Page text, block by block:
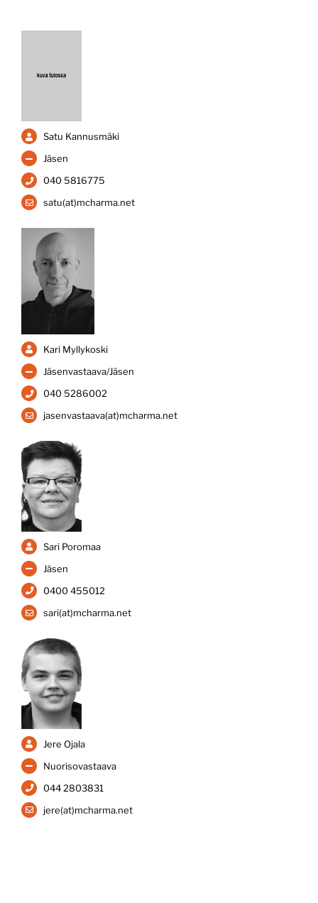
Satu Kannusmäki
Jäsen
040 5816775
satu(at)mcharma.net
Kari Myllykoski
Jäsenvastaava/Jäsen
040 5286002
jasenvastaava(at)mcharma.net
Sari Poromaa
Jäsen
0400 455012
sari(at)mcharma.net
Jere Ojala
Nuorisovastaava
044 2803831
jere(at)mcharma.net